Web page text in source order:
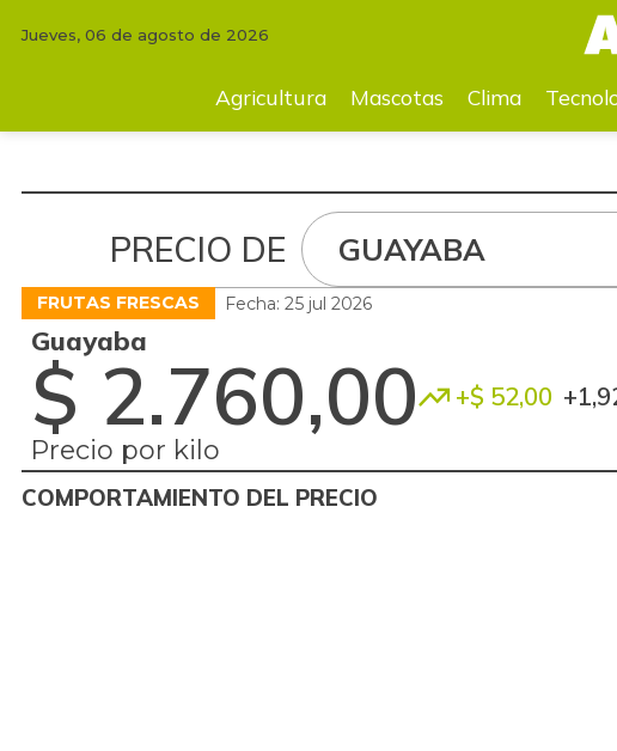
Mascotas Clima Tecnología
Jueves, 06 de agosto de 2026
Agricultura Mascotas Clima
PRECIO DE GUAYABA
FRUTAS FRESCAS Fecha: 25 jul 2026
Guayaba
$ 2.760,00 +$ 52,00
Precio por kilo
COMPORTAMIENTO DEL PRECIO